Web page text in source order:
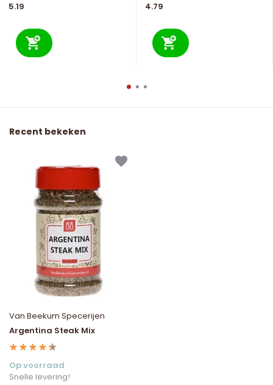
5.19
4.79
Recent bekeken
Van Beekum Specerijen
Argentina Steak Mix
Op voorraad
Snelle levering!